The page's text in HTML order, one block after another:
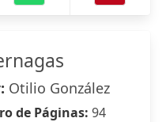
Otilio González
de Páginas: 94